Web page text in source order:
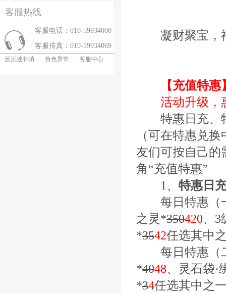
客服热线
客服电话：010-59934000
客服传真：010-59934069
反沉迷补填 角色异常 客服中心
凝财聚宝，
【充值特惠
活动升级，
特惠日充、特
（可在特惠兑
友们可按自己的
角“充值特惠”
1、 特惠日
每日特惠（
之灵*350420、3
*3542任选其中
每日特惠（
*4048、灵石袋·
*34任选其中之